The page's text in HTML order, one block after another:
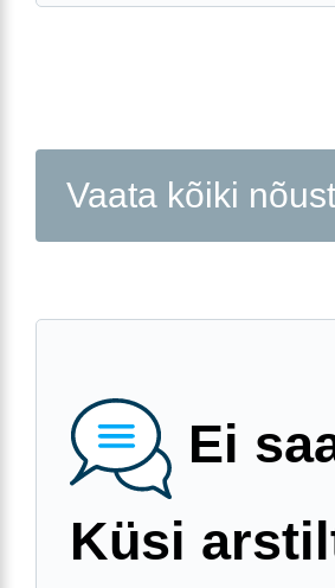
Vaata kõiki
Ei
Küsi